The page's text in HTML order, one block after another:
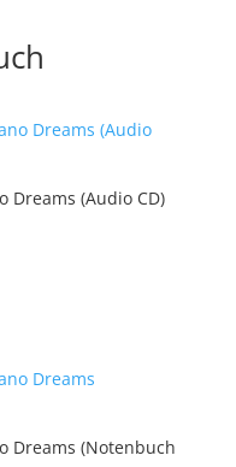
Dreams (Audio CD)
Dreams (Notenbuch